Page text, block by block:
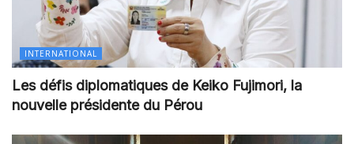
INTERNATIONAL
Les défis diplomatiques de Keiko Fujimori, la
nouvelle présidente du Pérou